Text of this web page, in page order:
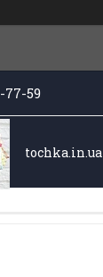
77-59
tochka.in.ua